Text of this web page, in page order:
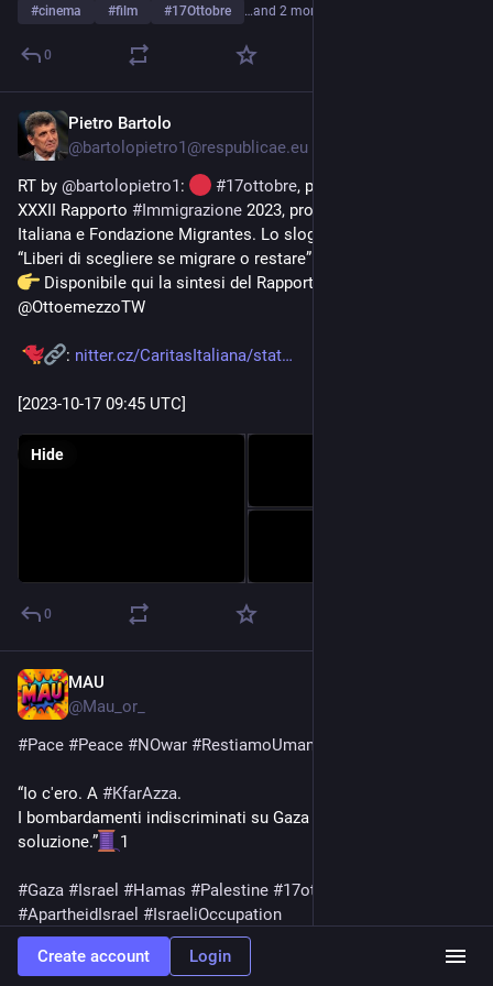
#cinema #film #17Ottobre …and 2 more
0
Pietro Bartolo
@bartolopietro1@respublicae.eu
RT by @bartolopietro1: #17ottobre, presentato a Roma il
XXXII Rapporto #Immigrazione 2023, promosso da Caritas
Italiana e Fondazione Migrantes. Lo slogan di quest’anno è:
“Liberi di scegliere se migrare o restare”.
Disponibile qui la sintesi del Rapporto:
@OttoemezzoTW
: nitter.cz/CaritasItaliana/stat
[2023-10-17 09:45 UTC]
Hide
0
MAU
@Mau_or_
#Pace #Peace #NOwar #RestiamoUmani
“Io c'ero. A #KfarAzza.
I bombardamenti indiscriminati su Gaza non sono una
soluzione.”
1
#Gaza #Israel #Hamas #Palestine #17ottobre
#ApartheidIsrael #IsraeliOccupation
haaretz.com/opinion/2023-10-17
Create account Login